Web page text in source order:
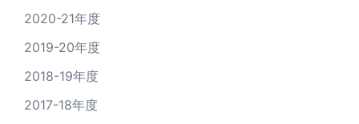
2020-21年度
2019-20年度
2018-19年度
2017-18年度